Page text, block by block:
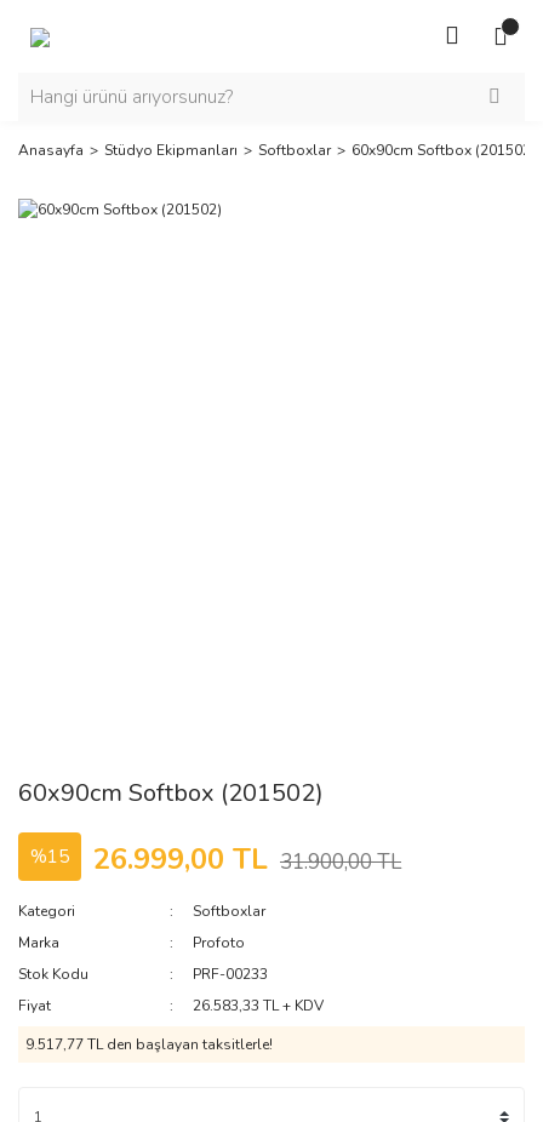
Anasayfa Stüdyo Ekipmanları Softboxlar 60x90cm Softbox (201502)
60x90cm Softbox (201502)
%15 26.999,00 TL 31.900,00 TL
Kategori
Softboxlar
Marka
Profoto
Stok Kodu
PRF-00233
Fiyat
26.583,33 TL + KDV
9.517,77 TL den başlayan taksitlerle!